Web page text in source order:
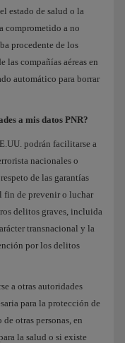
estado de salud o la
comprometido a no
procedente de los
las compañías aéreas en
automático para borrar
a mis datos PNR?
podrán facilitarse a
nacionales o
de las garantías
fin de prevenir o luchar
delitos graves, incluida
transnacional y la
por los delitos
a otras autoridades
para la protección de
otras personas, en
la salud o si existe